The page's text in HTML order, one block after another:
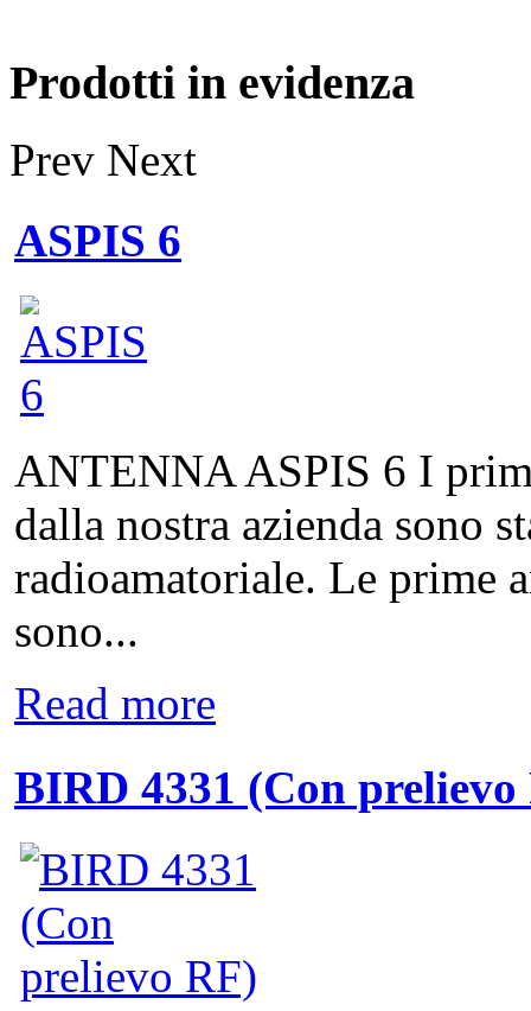
Prodotti in evidenza
Prev Next
ASPIS 6
ANTENNA ASPIS 6 I
dalla nostra azienda sono
radioamatoriale. Le prime
sono...
Read more
BIRD 4331 (Con prelievo